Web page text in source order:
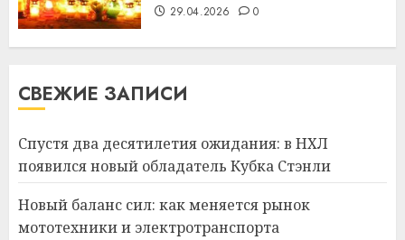
29.04.2026 0
СВЕЖИЕ ЗАПИСИ
Спустя два десятилетия ожидания: в НХЛ
появился новый обладатель Кубка Стэнли
Новый баланс сил: как меняется рынок
мототехники и электротранспорта